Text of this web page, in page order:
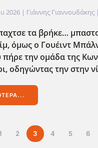
2026 | Γιάννης Γιαννουδάκης |
τα βρήκε…
όμως ο Γουέιντ
την ομάδα της
οδηγώντας την στην
2 3 4 5 6